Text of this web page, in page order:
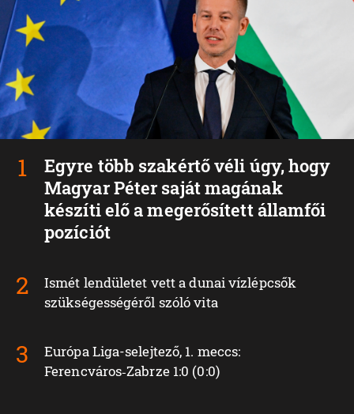
Egyre több szakértő véli úgy, hogy
Magyar Péter saját magának
készíti elő a megerősített államfői
pozíciót
Ismét lendületet vett a dunai vízlépcsők
szükségességéről szóló vita
Európa Liga-selejtező, 1. meccs:
Ferencváros‑Zabrze 1:0 (0:0)